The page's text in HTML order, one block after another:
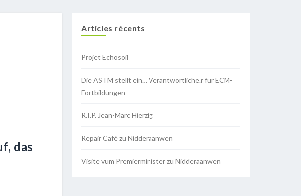
das
Articles récents
Projet Echosoil
Die ASTM stellt ein… Verantwortliche.r für ECM-
Fortbildungen
R.I.P. Jean-Marc Hierzig
Repair Café zu Nidderaanwen
Visite vum Premierminister zu Nidderaanwen